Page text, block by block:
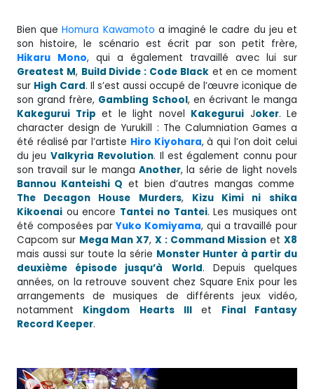
Bien queHomura Kawamoto a imaginé le cadre du jeu et
son histoire, le scénario est écrit par son petit frère,
Hikaru Mono, qui a également travaillé avec lui sur
Greatest M, Build Divide : Code Blacket en ce moment
sur High Card. Il s’est aussi occupé de l’œuvre iconique de
son grand frère, Gambling School, en écrivant le manga
Kakegurui Trip et le light novel Kakegurui Joker. Le
character design de Yurukill : The Calumniation Games a
été réalisé par l’artiste Hiro Kiyohara, à qui l’on doit celui
du jeu Valkyria Revolution. Il est également connu pour
son travail sur le manga Another, la série de light novels
Bannou Kanteishi Q et bien d’autres mangas comme
The Decagon
House Murders, Kizu Kimi ni
shika
Kikoenai ou encore Tantei no Tantei. Les musiques ont
été composées parYuko Komiyama, qui a travaillé pour
Capcom sur Mega Man X7,X : Command Mission etX8
mais aussi sur toute la série Monster Hunter à partir du
deuxième épisode jusqu’à
World. Depuis quelques
années, on la retrouve souvent chez Square Enix pour les
arrangements de musiques de différents jeux vidéo,
notamment Kingdom Hearts III et Final Fantasy
Record Keeper.